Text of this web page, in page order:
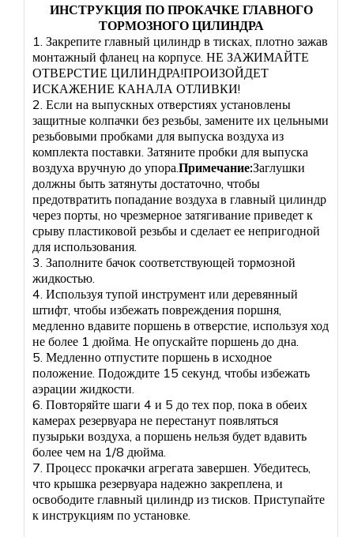
ИНСТРУКЦИЯ ПО ПРОКАЧКЕ ГЛАВНОГО
ТОРМОЗНОГО ЦИЛИНДРА
1. Закрепите главный цилиндр в тисках, плотно зажав
монтажный фланец на корпусе. НЕ ЗАЖИМАЙТЕ
ОТВЕРСТИЕ ЦИЛИНДРА!ПРОИЗОЙДЕТ
ИСКАЖЕНИЕ КАНАЛА ОТЛИВКИ!
2. Если на выпускных отверстиях установлены
защитные колпачки без резьбы, замените их цельными
резьбовыми пробками для выпуска воздуха из
комплекта поставки. Затяните пробки для выпуска
воздуха вручную до упора. Примечание:Заглушки
должны быть затянуты достаточно, чтобы
предотвратить попадание воздуха в главный цилиндр
через порты, но чрезмерное затягивание приведет к
срыву пластиковой резьбы и сделает ее непригодной
для использования.
3. Заполните бачок соответствующей тормозной
жидкостью.
4. Используя тупой инструмент или деревянный
штифт, чтобы избежать повреждения поршня,
медленно вдавите поршень в отверстие, используя ход
не более 1 дюйма. Не опускайте поршень до дна.
5. Медленно отпустите поршень в исходное
положение. Подождите 15 секунд, чтобы избежать
аэрации жидкости.
6. Повторяйте шаги 4 и 5 до тех пор, пока в обеих
камерах резервуара не перестанут появляться
пузырьки воздуха, а поршень нельзя будет вдавить
более чем на 1/8 дюйма.
7. Процесс прокачки агрегата завершен. Убедитесь,
что крышка резервуара надежно закреплена, и
освободите главный цилиндр из тисков. Приступайте
к инструкциям по установке.